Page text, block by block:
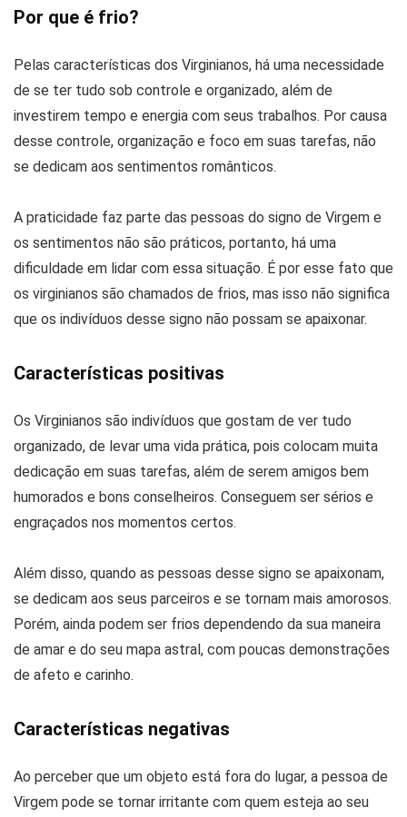
Por que é frio?
Pelas características dos Virginianos, há uma necessidade
de se ter tudo sob controle e organizado, além de
investirem tempo e energia com seus trabalhos. Por causa
desse controle, organização e foco em suas tarefas, não
se dedicam aos sentimentos românticos.
A praticidade faz parte das pessoas do signo de Virgem e
os sentimentos não são práticos, portanto, há uma
dificuldade em lidar com essa situação. É por esse fato que
os virginianos são chamados de frios, mas isso não significa
que os indivíduos desse signo não possam se apaixonar.
Características positivas
Os Virginianos são indivíduos que gostam de ver tudo
organizado, de levar uma vida prática, pois colocam muita
dedicação em suas tarefas, além de serem amigos bem
humorados e bons conselheiros. Conseguem ser sérios e
engraçados nos momentos certos.
Além disso, quando as pessoas desse signo se apaixonam,
se dedicam aos seus parceiros e se tornam mais amorosos.
Porém, ainda podem ser frios dependendo da sua maneira
de amar e do seu mapa astral, com poucas demonstrações
de afeto e carinho.
Características negativas
Ao perceber que um objeto está fora do lugar, a pessoa de
Virgem pode se tornar irritante com quem esteja ao seu